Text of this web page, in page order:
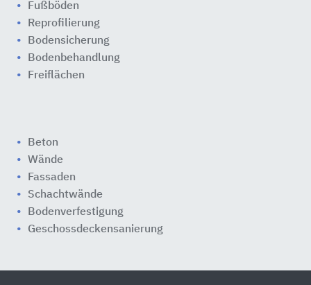
Fußböden
Reprofilierung
Bodensicherung
Bodenbehandlung
Freiflächen
Beton
Wände
Fassaden
Schachtwände
Bodenverfestigung
Geschossdeckensanierung